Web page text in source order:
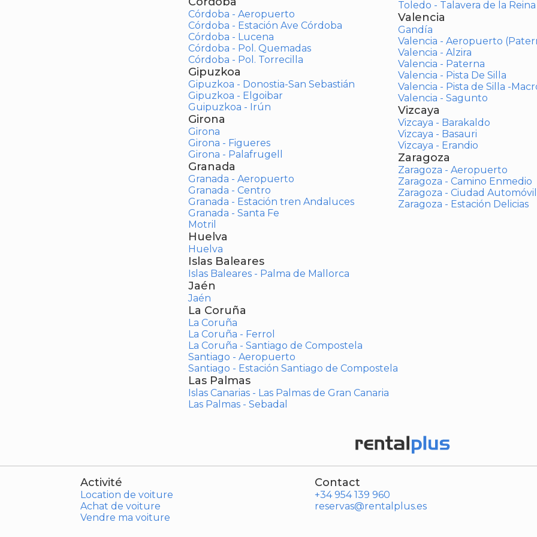
Córdoba - Aeropuerto
Córdoba - Estación Ave Córdoba
Córdoba - Lucena
Córdoba - Pol. Quemadas
Córdoba - Pol. Torrecilla
Gipuzkoa
Gipuzkoa - Donostia-San Sebastián
Gipuzkoa - Elgoibar
Guipuzkoa - Irún
Girona
Girona
Girona - Figueres
Girona - Palafrugell
Granada
Granada - Aeropuerto
Granada - Centro
Granada - Estación tren Andaluces
Granada - Santa Fe
Motril
Huelva
Huelva
Islas Baleares
Islas Baleares - Palma de Mallorca
Jaén
Jaén
La Coruña
La Coruña
La Coruña - Ferrol
La Coruña - Santiago de Compostela
Santiago - Aeropuerto
Santiago - Estación Santiago de Compostela
Las Palmas
Islas Canarias - Las Palmas de Gran Canaria
Las Palmas - Sebadal
Toledo - Talavera de la Reina
Valencia
Gandía
Valencia - Aeropuerto
Valencia - Alzira
Valencia - Paterna
Valencia - Pista De Silla
Valencia - Pista de Silla -
Valencia - Sagunto
Vizcaya
Vizcaya - Barakaldo
Vizcaya - Basauri
Vizcaya - Erandio
Zaragoza
Zaragoza - Aeropuerto
Zaragoza - Camino Enmedio
Zaragoza - Ciudad Automóvil
Zaragoza - Estación Delicias
Activité
Location de voiture
Achat de voiture
Vendre ma voiture
Contact
+34 954 139 960
reservas@rentalplus.es